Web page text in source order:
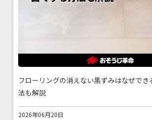
フローリングの消えない黒ずみはなぜでき
法も解説
2026年06月20日